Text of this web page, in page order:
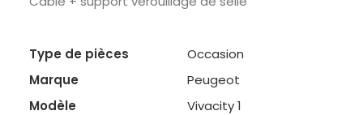
Type de pièces
Occasion
Marque
Peugeot
Modèle
Vivacity 1